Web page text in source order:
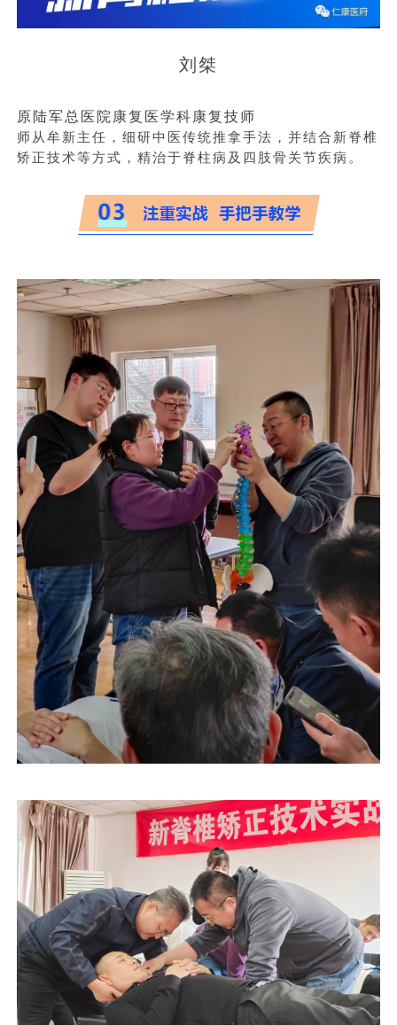
刘桀
原陆军总医院康复医学科康复技师
师从牟新主任，细研中医传统推拿手法，并结合新脊椎
矫正技术等方式，精治于脊柱病及四肢骨关节疾病。